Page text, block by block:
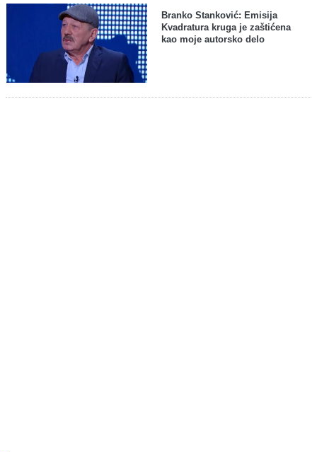
Branko Stanković: Emisija
Kvadratura kruga je zaštićena
kao moje autorsko delo